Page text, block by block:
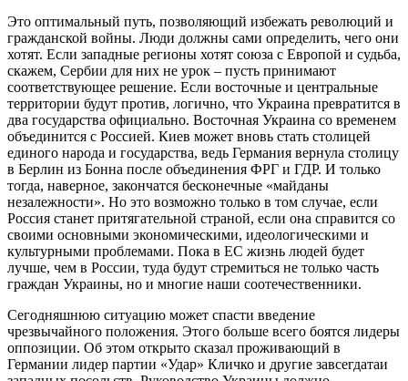
Это оптимальный путь, позволяющий избежать революций и
гражданской войны. Люди должны сами определить, чего они
хотят. Если западные регионы хотят союза с Европой и судьба,
скажем, Сербии для них не урок – пусть принимают
соответствующее решение. Если восточные и центральные
территории будут против, логично, что Украина превратится в
два государства официально. Восточная Украина со временем
объединится с Россией. Киев может вновь стать столицей
единого народа и государства, ведь Германия вернула столицу
в Берлин из Бонна после объединения ФРГ и ГДР. И только
тогда, наверное, закончатся бесконечные «майданы
незалежности». Но это возможно только в том случае, если
Россия станет притягательной страной, если она справится со
своими основными экономическими, идеологическими и
культурными проблемами. Пока в ЕС жизнь людей будет
лучше, чем в России, туда будут стремиться не только часть
граждан Украины, но и многие наши соотечественники.
Сегодняшнюю ситуацию может спасти введение
чрезвычайного положения. Этого больше всего боятся лидеры
оппозиции. Об этом открыто сказал проживающий в
Германии лидер партии «Удар» Кличко и другие завсегдатаи